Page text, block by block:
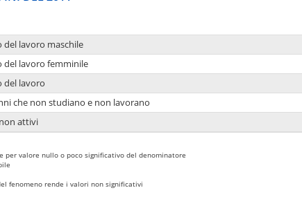
del lavoro maschile
del lavoro femminile
del lavoro
che non studiano e non lavorano
attivi
per valore nullo o poco significativo del denominatore
fenomeno rende i valori non significativi